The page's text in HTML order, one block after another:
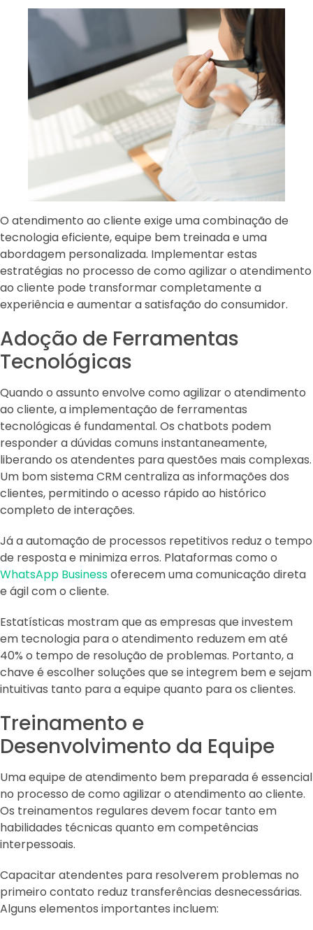
O atendimento ao cliente exige uma combinação de
tecnologia eficiente, equipe bem treinada e uma
abordagem personalizada. Implementar estas
estratégias no processo de como agilizar o atendimento
ao cliente pode transformar completamente a
experiência e aumentar a satisfação do consumidor.
Adoção de Ferramentas
Tecnológicas
Quando o assunto envolve como agilizar o atendimento
ao cliente, a implementação de ferramentas
tecnológicas é fundamental. Os chatbots podem
responder a dúvidas comuns instantaneamente,
liberando os atendentes para questões mais complexas.
Um bom sistema CRM centraliza as informações dos
clientes, permitindo o acesso rápido ao histórico
completo de interações.
Já a automação de processos repetitivos reduz o tempo
de resposta e minimiza erros. Plataformas como o
WhatsApp Businessoferecem uma comunicação direta
e ágil com o cliente.
Estatísticas mostram que as empresas que investem
em tecnologia para o atendimento reduzem em até
40% o tempo de resolução de problemas. Portanto, a
chave é escolher soluções que se integrem bem e sejam
intuitivas tanto para a equipe quanto para os clientes.
Treinamento e
Desenvolvimento da Equipe
Uma equipe de atendimento bem preparada é essencial
no processo de como agilizar o atendimento ao cliente.
Os treinamentos regulares devem focar tanto em
habilidades técnicas quanto em competências
interpessoais.
Capacitar atendentes para resolverem problemas no
primeiro contato reduz transferências desnecessárias.
Alguns elementos importantes incluem: